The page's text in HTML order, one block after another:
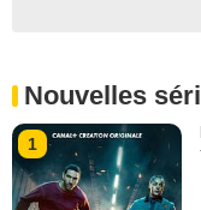
Nouvelles
1